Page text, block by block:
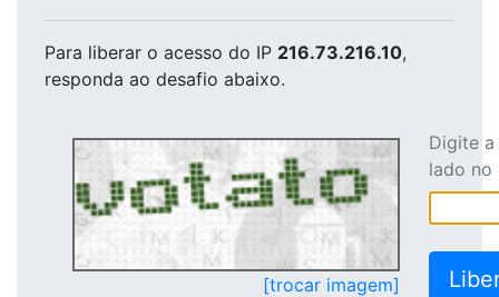
Para liberar o acesso do IP 216.73.216.10,
responda ao desafio abaixo.
[trocar imagem]
Digite
lado no